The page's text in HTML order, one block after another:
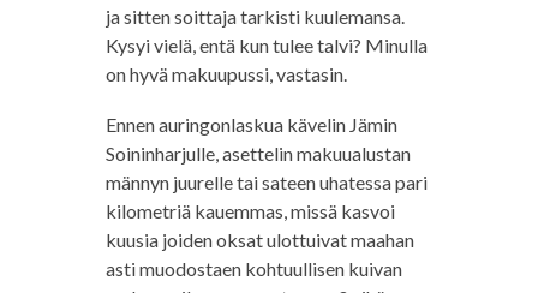
ja sitten soittaja tarkisti kuulemansa.
Kysyi vielä, entä kun tulee talvi? Minulla
on hyvä makuupussi, vastasin.
Ennen auringonlaskua kävelin Jämin
Soininharjulle, asettelin makuualustan
männyn juurelle tai sateen uhatessa pari
kilometriä kauemmas, missä kasvoi
kuusia joiden oksat ulottuivat maahan
asti muodostaen kohtuullisen kuivan